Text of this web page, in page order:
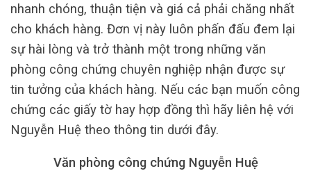
nhanh chóng, thuận tiện và giá cả phải chăng nhất
cho khách hàng. Đơn vị này luôn phấn đấu đem lại
sự hài lòng và trở thành một trong những văn
phòng công chứng chuyên nghiệp nhận được sự
tin tưởng của khách hàng. Nếu các bạn muốn công
chứng các giấy tờ hay hợp đồng thì hãy liên hệ với
Nguyễn Huệ theo thông tin dưới đây.
Văn phòng công chứng Nguyễn Huệ